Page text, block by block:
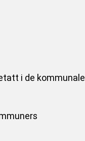
i de kommunale